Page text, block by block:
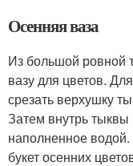
Осенняя ваза
Из большой ровной
вазу для цветов.
срезать верхушку
Затем внутрь тыквы
наполненное
букет осенних